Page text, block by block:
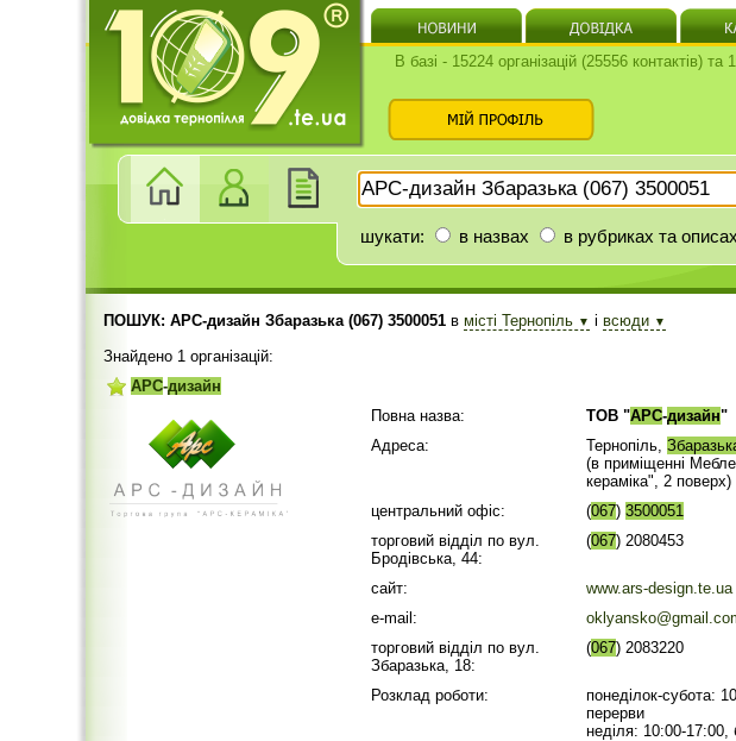
В базі - 15224 організацій (25556 контактів)
шукати: в назвах в рубриках та описах
ПОШУК: АРС-дизайн Збаразька (067) 3500051 в місті Тернопіль ▼ і всюди ▼
Знайдено 1 організацій:
АРС-дизайн
Повна назва: ТОВ "АРС-дизайн"
Адреса:
Тернопіль,
(в приміщенні
кераміка", 2 поверх)
центральний офіс:
(067) 3500051
торговий відділ по вул.
Бродівська, 44:
(067) 2080453
сайт:
www.ars-design.te.ua
e-mail:
торговий відділ по вул.
Збаразька, 18:
(067) 2083220
Розклад роботи:
понеділок-субота:
перерви
неділя: 10:00-17:00,